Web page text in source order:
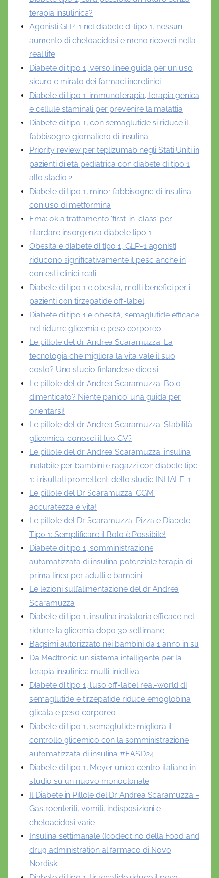
terapia insulinica?
Agonisti GLP-1 nel diabete di tipo 1, nessun
aumento di chetoacidosi e meno ricoveri nella
real life
Diabete di tipo 1, verso linee guida per un uso
sicuro e mirato dei farmaci incretinici
Diabete di tipo 1: immunoterapia, terapia genica
e cellule staminali per prevenire la malattia
Diabete di tipo 1, con semaglutide si riduce il
fabbisogno giornaliero di insulina
Priority review per teplizumab negli Stati Uniti in
pazienti di età pediatrica con diabete di tipo 1
allo stadio 2
Diabete di tipo 1, minor fabbisogno di insulina
con uso di metformina
Ema: ok a trattamento ‘first-in-class’ per
ritardare insorgenza diabete tipo 1
Obesità e diabete di tipo 1, GLP-1 agonisti
riducono significativamente il peso anche in
contesti clinici reali
Diabete di tipo 1 e obesità, molti benefici per i
pazienti con tirzepatide off-label
Diabete di tipo 1 e obesità, semaglutide efficace
nel ridurre glicemia e peso corporeo
Le pillole del dr Andrea Scaramuzza: La
tecnologia che migliora la vita vale il suo
costo? Uno studio finlandese dice si.
Le pillole del dr Andrea Scaramuzza: Bolo
dimenticato? Niente panico: una guida per
orientarsi!
Le pillole del dr Andrea Scaramuzza. Stabilità
glicemica: conosci il tuo CV?
Le pillole del dr Andrea Scaramuzza: insulina
inalabile per bambini e ragazzi con diabete tipo
1: i risultati promettenti dello studio INHALE-1
Le pillole del Dr Scaramuzza. CGM:
accuratezza è vita!
Le pillole del Dr Scaramuzza. Pizza e Diabete
Tipo 1: Semplificare il Bolo è Possibile!
Diabete di tipo 1, somministrazione
automatizzata di insulina potenziale terapia di
prima linea per adulti e bambini
Le lezioni sull’alimentazione del dr Andrea
Scaramuzza
Diabete di tipo 1, insulina inalatoria efficace nel
ridurre la glicemia dopo 30 settimane
Baqsimi autorizzato nei bambini da 1 anno in su
Da Medtronic un sistema intelligente per la
terapia insulinica multi-iniettiva
Diabete di tipo 1, l’uso off-label real-world di
semaglutide e tirzepatide riduce emoglobina
glicata e peso corporeo
Diabete di tipo 1, semaglutide migliora il
controllo glicemico con la somministrazione
automatizzata di insulina #EASD24
Diabete di tipo 1, Meyer unico centro italiano in
studio su un nuovo monoclonale
Il Diabete in Pillole del Dr Andrea Scaramuzza –
Gastroenteriti, vomiti, indisposizioni e
chetoacidosi varie
Insulina settimanale (Icodec): no della Food and
drug administration al farmaco di Novo
Nordisk